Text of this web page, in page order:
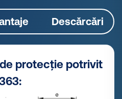
Descărcări
protecție potrivit